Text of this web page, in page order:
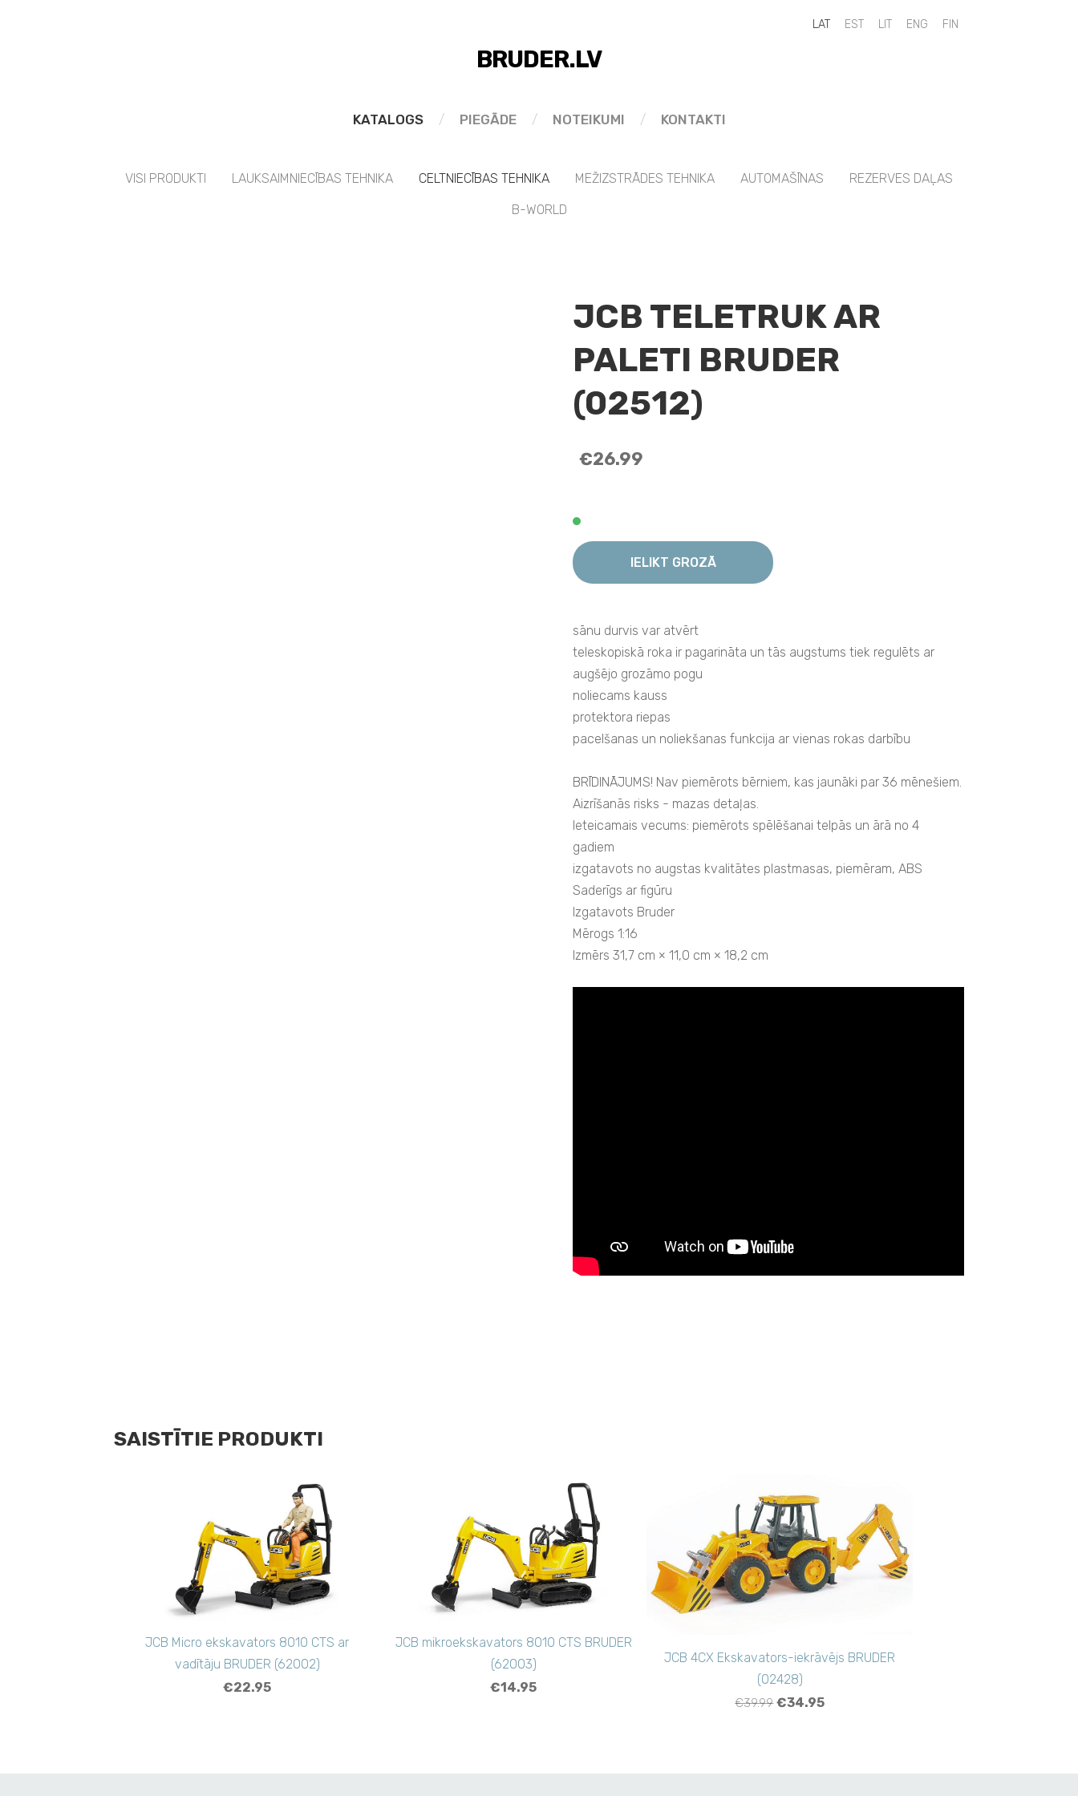
BRUDER.LV
KATALOGS PIEGĀDE NOTEIKUMI KONTAKTI
LAT EST LIT ENG FIN
VISI PRODUKTI LAUKSAIMNIECĪBAS TEHNIKA CELTNIECĪBAS TEHNIKA MEŽIZSTRĀDES TEHNIKA AUTOMAŠĪNAS REZERVES DAĻAS
B-WORLD
JCB TELETRUK AR
PALETI BRUDER
(02512)
€26.99
IELIKT GROZĀ
sānu durvis var atvērt
teleskopiskā roka ir pagarināta un tās augstums tiek regulēts ar
augšējo grozāmo pogu
noliecams kauss
protektora riepas
pacelšanas un noliekšanas funkcija ar vienas rokas darbību
BRĪDINĀJUMS! Nav piemērots bērniem, kas jaunāki par 36 mēnešiem.
Aizrīšanās risks - mazas detaļas.
Ieteicamais vecums: piemērots spēlēšanai telpās un ārā no 4
gadiem
izgatavots no augstas kvalitātes plastmasas, piemēram, ABS
Saderīgs ar figūru
Izgatavots Bruder
Mērogs 1:16
Izmērs 31,7 cm × 11,0 cm × 18,2 cm
SAISTĪTIE PRODUKTI
JCB Micro ekskavators 8010 CTS ar
vadītāju BRUDER (62002)
€22.95
JCB mikroekskavators 8010 CTS BRUDER
(62003)
€14.95
JCB 4CX Ekskavators-iekrāvējs BRUDER
(02428)
€39.99 €34.95